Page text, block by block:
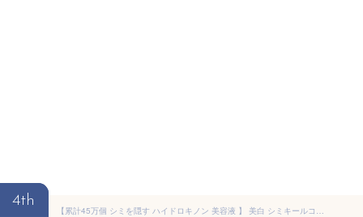
4th
【累計45万個 シミを隠す ハイドロキノン 美容液 】 美白 シミキールコンシーラー 3.5g